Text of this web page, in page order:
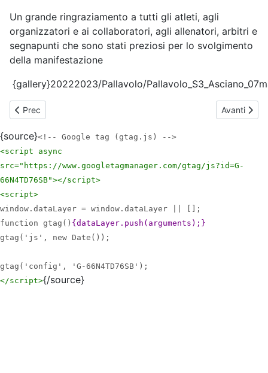
Un grande ringraziamento a tutti gli atleti, agli
organizzatori e ai collaboratori, agli allenatori, arbitri e
segnapunti che sono stati preziosi per lo svolgimento
della manifestazione
{gallery}20222023/Pallavolo/
Articolo precedente: Anno 2023-2024 - Manifestazioni di Natale
Prec Articolo
Avanti
{source}<!-- Google tag (gtag.js) -->
<script async
src="https://www.googletagmanager.com/gtag/js?id=G-
66N4TD76SB"></script>
<script>
window.dataLayer = window.dataLayer || [];
function gtag() {dataLayer.push(arguments);}
gtag('js', new Date());
gtag('config', 'G-66N4TD76SB');
</script>{/source}